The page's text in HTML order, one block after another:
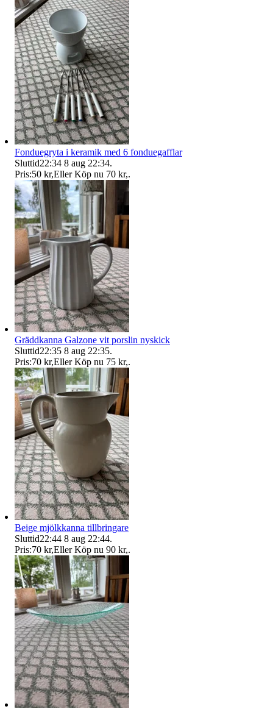
Fonduegryta i keramik med 6 fonduegafflar
Sluttid22:34 8 aug 22:34.
Pris:50 kr,Eller Köp nu 70 kr,.
Gräddkanna Galzone vit porslin nyskick
Sluttid22:35 8 aug 22:35.
Pris:70 kr,Eller Köp nu 75 kr,.
Beige mjölkkanna tillbringare
Sluttid22:44 8 aug 22:44.
Pris:70 kr,Eller Köp nu 90 kr,.